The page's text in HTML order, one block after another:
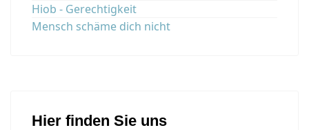
Hiob - Gerechtigkeit
Mensch schäme dich nicht
Hier finden Sie uns